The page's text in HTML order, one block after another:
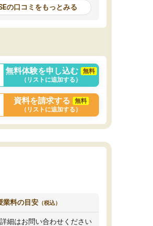
多いので、その子達に感化されて自分も『も
と何かに取り組んでみよう』と思えます。
たらく部はオンラインなので、色々な場所の
の口コミをもっとみる
無料体験を申し込む
無料
（リストに追加する）
資料を請求する
無料
（リストに追加する）
業料の目安 （税込）
詳細はお問い合わせください